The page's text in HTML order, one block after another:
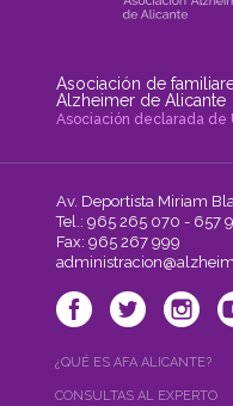
Asociación de
Alzheimer de Alicante
Asociación declarada de
Av. Deportista Miriam
Tel.: 965 265 070 - 657
Fax: 965 267 999
¿QUÉ ES AFA ALICANTE?
CONSULTAS AL EXPERTO